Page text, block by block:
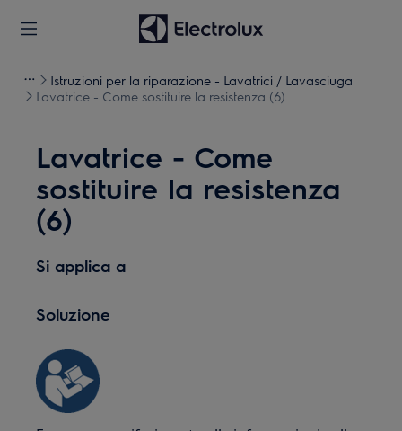
Istruzioni per la riparazione - Lavatrici / Lavasciuga
Lavatrice - Come sostituire la resistenza (6)
Lavatrice - Come
sostituire la resistenza
(6)
Si applica a
Soluzione